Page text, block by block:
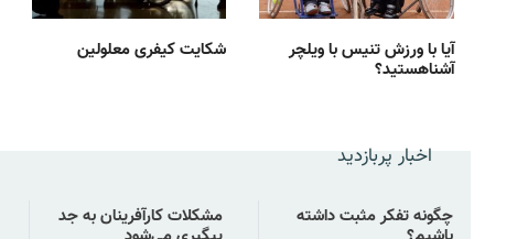
شکایت کیفری معلولین آیا با ورزش تنیس با ویلچر
آشناهستید؟
اخبار پربازدید
چگونه تفکر مثبت داشته مشکلات کارآفرینان به جد